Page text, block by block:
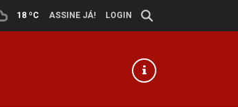
18 ºC ASSINE JÁ! LOGIN